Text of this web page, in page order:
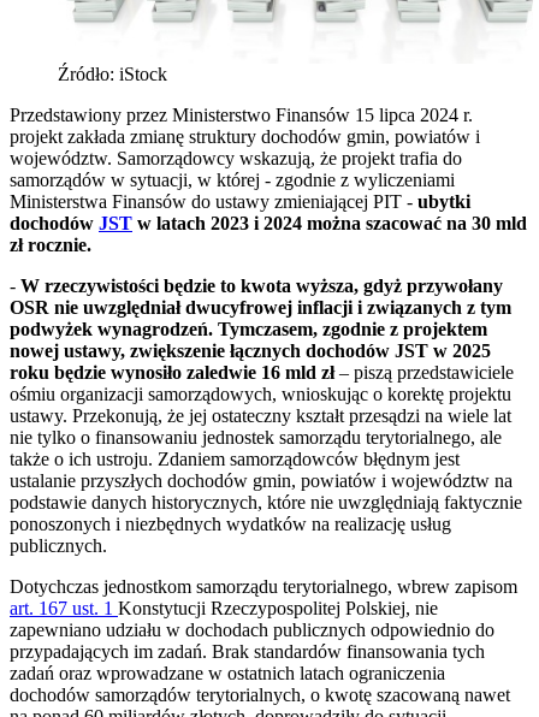
Źródło: iStock
Przedstawiony przez Ministerstwo Finansów 15 lipca 2024 r.
projekt zakłada zmianę struktury dochodów gmin, powiatów i
województw. Samorządowcy wskazują, że projekt trafia do
samorządów w sytuacji, w której - zgodnie z wyliczeniami
Ministerstwa Finansów do ustawy zmieniającej PIT - ubytki
dochodów JST w latach 2023 i 2024 można szacować na 30 mld
zł rocznie.
- W rzeczywistości będzie to kwota wyższa, gdyż przywołany
OSR nie uwzględniał dwucyfrowej inflacji i związanych z tym
podwyżek wynagrodzeń. Tymczasem, zgodnie z projektem
nowej ustawy, zwiększenie łącznych dochodów JST w 2025
roku będzie wynosiło zaledwie 16 mld zł– piszą przedstawiciele
ośmiu organizacji samorządowych, wnioskując o korektę projektu
ustawy. Przekonują, że jej ostateczny kształt przesądzi na wiele lat
nie tylko o finansowaniu jednostek samorządu terytorialnego, ale
także o ich ustroju. Zdaniem samorządowców błędnym jest
ustalanie przyszłych dochodów gmin, powiatów i województw na
podstawie danych historycznych, które nie uwzględniają faktycznie
ponoszonych i niezbędnych wydatków na realizację usług
publicznych.
Dotychczas jednostkom samorządu terytorialnego, wbrew zapisom
art. 167 ust. 1 Konstytucji Rzeczypospolitej Polskiej, nie
zapewniano udziału w dochodach publicznych odpowiednio do
przypadających im zadań. Brak standardów finansowania tych
zadań oraz wprowadzane w ostatnich latach ograniczenia
dochodów samorządów terytorialnych, o kwotę szacowaną nawet